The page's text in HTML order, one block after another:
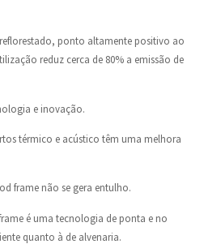
ponto altamente positivo ao
reduz cerca de 80% a emissão de
e inovação.
térmico e acústico têm uma melhora
frame não se gera entulho.
é uma tecnologia de ponta e no
quanto à de alvenaria.